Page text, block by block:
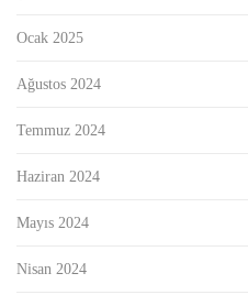
Ocak 2025
Ağustos 2024
Temmuz 2024
Haziran 2024
Mayıs 2024
Nisan 2024